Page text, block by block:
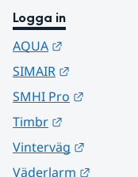
Logga in
AQUA
SIMAIR
SMHI Pro
Timbr
Vinterväg
Väderlarm